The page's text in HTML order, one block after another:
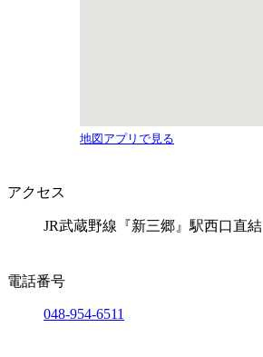
地図アプリで見る
アクセス
JR武蔵野線『新三郷』駅西口直結
電話番号
048-954-6511